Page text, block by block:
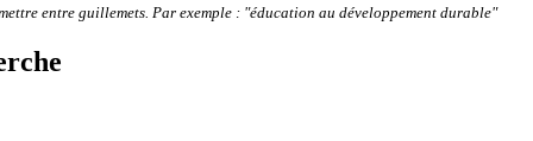
entre guillemets. Par exemple : "éducation au développement durable"